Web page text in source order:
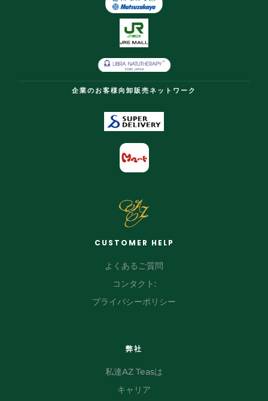
企業のお客様向卸販売ネットワーク
CUSTOMER HELP
よくあるご質問
コンタクト:
プライバシーポリシー
弊社
私達AZ Teasは
キャリア